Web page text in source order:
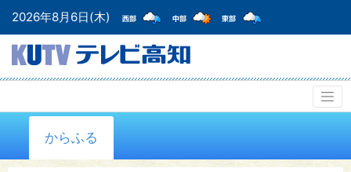
2026年8月6日(木)
からふる